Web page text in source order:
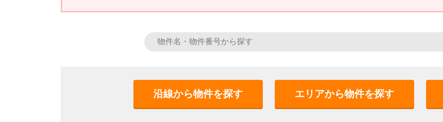
沿線から物件を探す エリアから物件を探す